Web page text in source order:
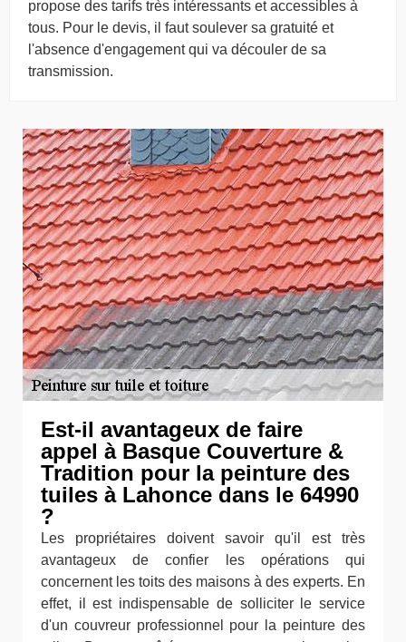
propose des tarifs très intéressants et accessibles à
tous. Pour le devis, il faut soulever sa gratuité et
l'absence d'engagement qui va découler de sa
transmission.
Est-il avantageux de faire
appel à Basque Couverture &
Tradition pour la peinture des
tuiles à Lahonce dans le 64990
?
Les propriétaires doivent savoir qu'il est très
avantageux de confier les opérations qui
concernent les toits des maisons à des experts. En
effet, il est indispensable de solliciter le service
d'un couvreur professionnel pour la peinture des